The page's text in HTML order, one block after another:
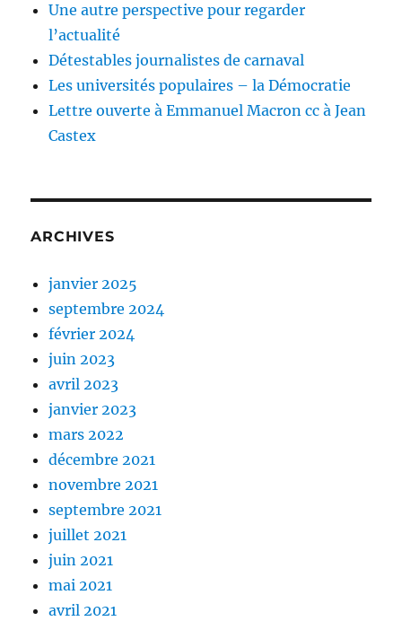
Une autre perspective pour regarder
l’actualité
Détestables journalistes de carnaval
Les universités populaires – la Démocratie
Lettre ouverte à Emmanuel Macron cc à Jean
Castex
ARCHIVES
janvier 2025
septembre 2024
février 2024
juin 2023
avril 2023
janvier 2023
mars 2022
décembre 2021
novembre 2021
septembre 2021
juillet 2021
juin 2021
mai 2021
avril 2021